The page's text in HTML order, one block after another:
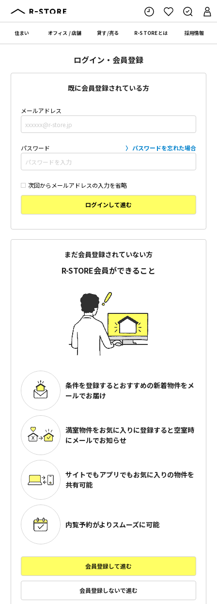
住まい オフィス /店舗 貸す/売る R-STOREとは 採用情報
ログイン・会員登録
既に会員登録されている方
メールアドレス
パスワード パスワードを忘れた場合
次回からメールアドレスの入力を省略
ログインして進む
まだ会員登録されていない方
R-STORE会員ができること
条件を登録するとおすすめの新着物件をメ
ールでお届け
満室物件をお気に入りに登録すると空室時
にメールでお知らせ
サイトでもアプリでもお気に入りの物件を
共有可能
内覧予約がよりスムーズに可能
会員登録して進む
会員登録しないで進む